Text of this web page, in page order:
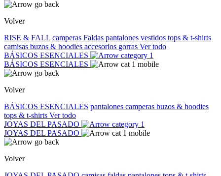
Volver
RISE & FALL camperas Faldas pantalones vestidos tops & t-shirts
camisas buzos & hoodies accesorios gorras Ver todo
BÁSICOS ESENCIALES
BÁSICOS ESENCIALES
Volver
BÁSICOS ESENCIALES pantalones camperas buzos & hoodies
tops & t-shirts Ver todo
JOYAS DEL PASADO
JOYAS DEL PASADO
Volver